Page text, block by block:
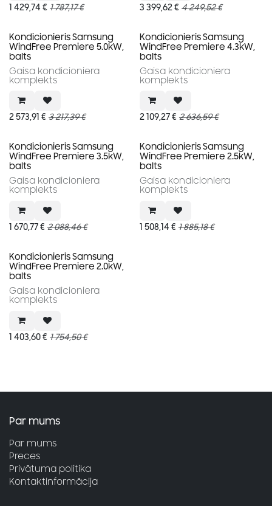
1 429,74 € 1 787,17€ 3 399,62€ 4 249,52€
Akcija
Kondicionieris Samsung
WindFree Premiere 5.0kW,
balts
Gaisa kondicioniera
komplekts
2 573,91 € 3 217,39€
Akcija
Kondicionieris Samsung
WindFree Premiere 4.3kW,
balts
Gaisa kondicioniera
komplekts
2 109,27€ 2 636,59€
Akcija
Kondicionieris Samsung
WindFree Premiere 3.5kW,
balts
Gaisa kondicioniera
komplekts
1 670,77€ 2 088,46€
Akcija
Kondicionieris Samsung
WindFree Premiere 2.5kW,
balts
Gaisa kondicioniera
komplekts
1 508,14 € 1 885,18€
Akcija
Kondicionieris Samsung
WindFree Premiere 2.0kW,
balts
Gaisa kondicioniera
komplekts
1 403,60€ 1 754,50€
Par mums
Par mums
Preces
Privātuma politika
Kontaktinformācija